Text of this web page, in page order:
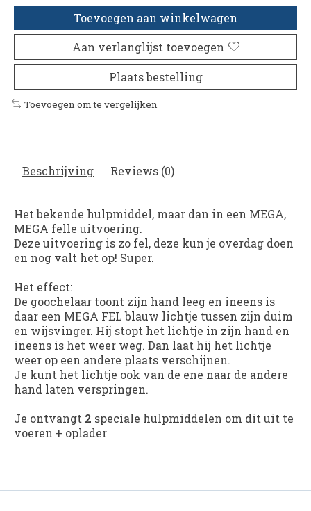
Toevoegen aan winkelwagen
Aan verlanglijst toevoegen
Plaats bestelling
Toevoegen om te vergelijken
Beschrijving Reviews (0)
Het bekende hulpmiddel, maar dan in een MEGA,
MEGA felle uitvoering.
Deze uitvoering is zo fel, deze kun je overdag doen
en nog valt het op! Super.
Het effect:
De goochelaar toont zijn hand leeg en ineens is
daar een MEGA FEL blauw lichtje tussen zijn duim
en wijsvinger. Hij stopt het lichtje in zijn hand en
ineens is het weer weg. Dan laat hij het lichtje
weer op een andere plaats verschijnen.
Je kunt het lichtje ook van de ene naar de andere
hand laten verspringen.
Je ontvangt 2 speciale hulpmiddelen om dit uit te
voeren + oplader